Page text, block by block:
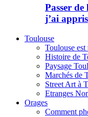
Passer
j’ai appris
Toulouse
Toulouse est
Histoire de
Paysage
Marchés de
Street Art à
Etranges
Orages
Comment